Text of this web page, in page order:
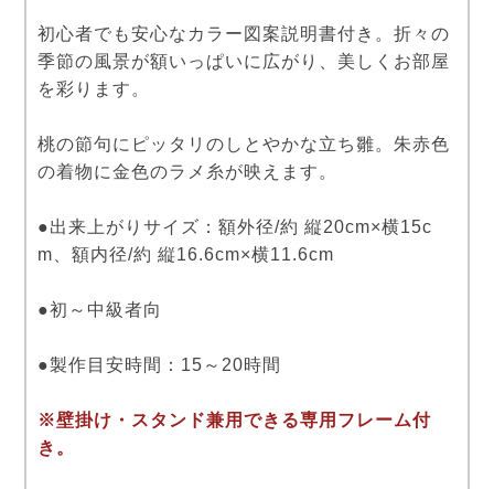
初心者でも安心なカラー図案説明書付き。折々の
季節の風景が額いっぱいに広がり、美しくお部屋
を彩ります。
桃の節句にピッタリのしとやかな立ち雛。朱赤色
の着物に金色のラメ糸が映えます。
●出来上がりサイズ：額外径/約 縦20cm×横15c
m、額内径/約 縦16.6cm×横11.6cm
●初～中級者向
●製作目安時間：15～20時間
※壁掛け・スタンド兼用できる専用フレーム付
き。